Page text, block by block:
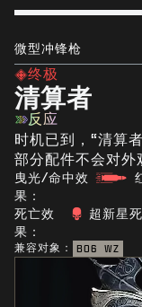
登录|注册
微型冲锋枪
终极
清算者
反应
时机已到，“清算
部分配件不会对外
曳光/命中效
果：
死亡效
果：
超新星
兼容对象： BO6 WZ